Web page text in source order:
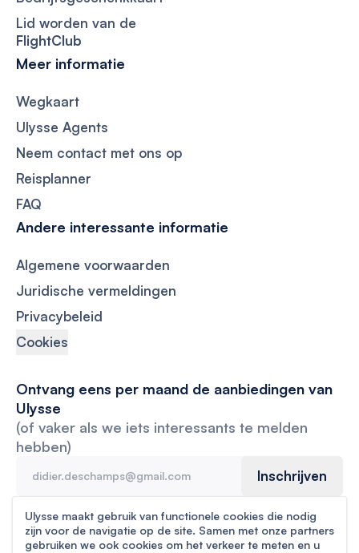
Ulysse maakt gebruik van functionele cookies die nodig
zijn voor de navigatie op de site. Samen met onze partners
gebruiken we ook cookies om het verkeer te meten en u
Lid worden van de
FlightClub
Meer informatie
Wegkaart
Ulysse Agents
Neem contact met ons op
Reisplanner
FAQ
Andere interessante informatie
Algemene voorwaarden
Juridische vermeldingen
Privacybeleid
Cookies
Ontvang eens per maand de aanbiedingen van
Ulysse
(of vaker als we iets interessants te melden
hebben)
Inschrijven